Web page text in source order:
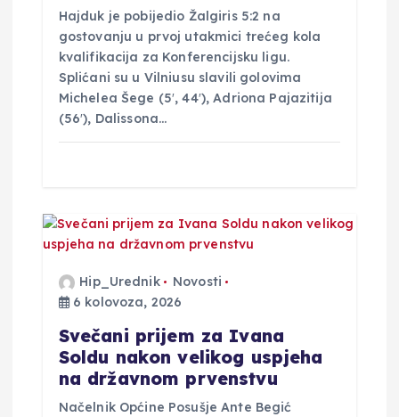
Hajduk je pobijedio Žalgiris 5:2 na
gostovanju u prvoj utakmici trećeg kola
kvalifikacija za Konferencijsku ligu.
Splićani su u Vilniusu slavili golovima
Michelea Šege (5′, 44′), Adriona Pajazitija
(56′), Dalissona…
Hip_Urednik
Novosti
6 kolovoza, 2026
Svečani prijem za Ivana
Soldu nakon velikog uspjeha
na državnom prvenstvu
Načelnik Općine Posušje Ante Begić